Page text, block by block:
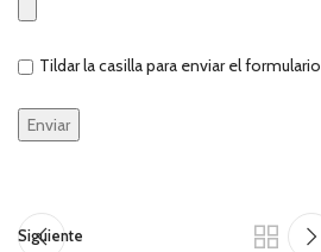
Tildar la casilla para enviar el formulario
Siguiente